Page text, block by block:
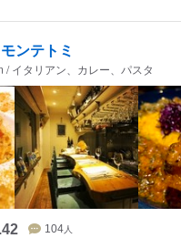
ンテトミ
/ イタリアン、カレー、パスタ
104 人